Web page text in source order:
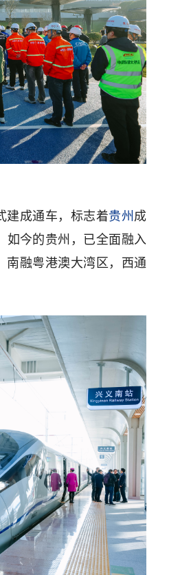
建成通车，标志着贵州 成
如今的贵州，已全面融入
南融粤港澳大湾区，西通